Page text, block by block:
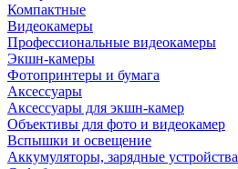
Компактные
Видеокамеры
Профессиональные видеокамеры
Экшн-камеры
Фотопринтеры и бумага
Аксессуары
Аксессуары для экшн-камер
Объективы для фото и видеокамер
Вспышки и освещение
Аккумуляторы, зарядные устройства